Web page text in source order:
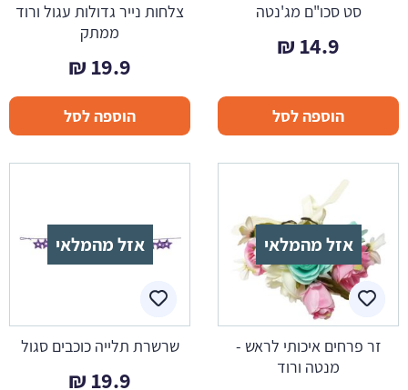
סט סכו"ם מג'נטה
14.9
₪
הוספה לסל
צלחות נייר גדולות עגול ורוד
ממתק
19.9
₪
הוספה לסל
אזל מהמלאי
זר פרחים איכותי לראש -
מנטה ורוד
אזל מהמלאי
שרשרת תלייה כוכבים סגול
19.9
₪